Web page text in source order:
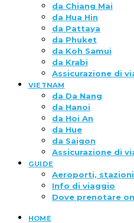
da Chiang Mai
da Hua Hin
da Pattaya
da Phuket
da Koh Samui
da Krabi
Assicurazione di
VIETNAM
da Da Nang
da Hanoi
da Hoi An
da Hue
da Saigon
Assicurazione di
GUIDE
Aeroporti,
Info di viaggio
Dove prenotare
HOME